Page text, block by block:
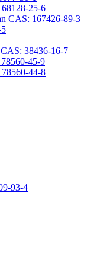
25-6
CAS: 167426-89-3
38436-16-7
45-9
44-8
93-4